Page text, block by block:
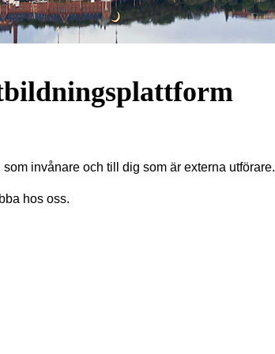
invånare och till dig som är externa utförare.
hos oss.